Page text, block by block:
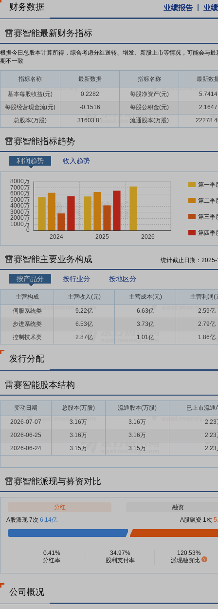
财务数据 业绩报告 业
雷赛智能最新财务指标
根据今日总股本计算所得，综合考虑分红送转、增发、新股上市等情况，可能会与最
期不一致
指标名称 最新数据 指标名称 最新数
基本每股收益(元) 0.2282 每股净资产(元)
5.7414
每股经营现金流(元)
-0.1516 每股公积金(元)
2.1647
总股本(万股)
31603.81 流通股本(万股)
雷赛智能指标趋势
利润趋势 收入趋势
第一季
第二季
第三季
第四季
雷赛智能主要业务构成 统计截止日期：
按产品分 按行业分 按地区分
主营构成 主营收入(元) 主营成本(元) 主营利润(
伺服系统类 9.22亿 6.63亿
2.59亿
步进系统类
6.53亿 3.73亿
2.79亿
控制技术类
2.87亿 1.01亿 1.86亿
发行分配
雷赛智能股本结构
变动日期 总股本(万股) 流通股本(万股) 已上市流通
2026-07-07 3.16万 3.16万
2.23
2026-06-25
3.16万 3.16万
2.23
2026-06-24
3.15万 3.15万 2.23
雷赛智能派现与募资对比
分红
融资
A股派现 7次 6.14亿 A股融资 1次
0.41%
分红率
34.97%
股利支付率
120.53%
派现融资比
公司概况